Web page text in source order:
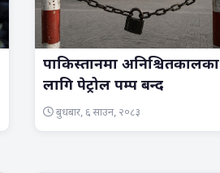
पाकिस्तानमा अनिश्चितकालका
लागि पेट्रोल पम्प बन्द
बुधबार, ६ साउन, २०८३